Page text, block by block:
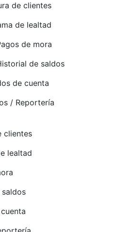
de clientes
de lealtad
de mora
de saldos
de cuenta
/ Reportería
clientes
lealtad